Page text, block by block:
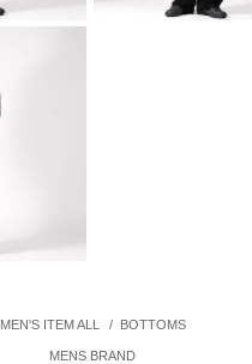
MEN'S ITEM ALL / BOTTOMS
MENS BRAND